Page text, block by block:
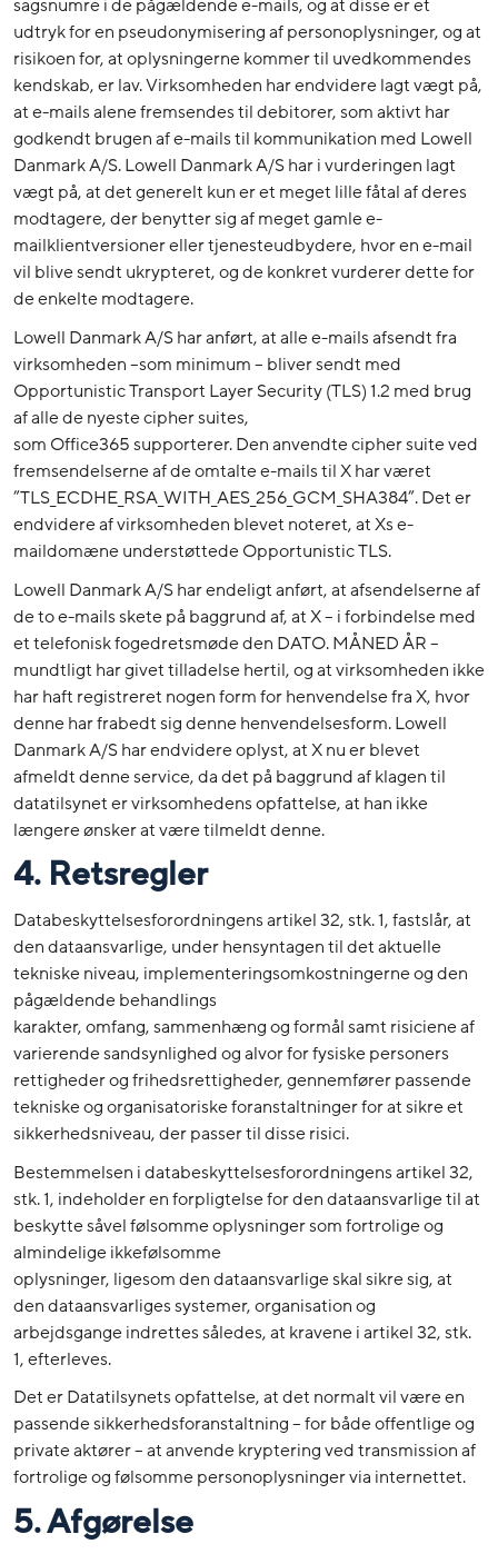
sagsnumre i de pågældende e-mails, og at disse er et
udtryk for en pseudonymisering af personoplysninger, og at
risikoen for, at oplysningerne kommer til uvedkommendes
kendskab, er lav. Virksomheden har endvidere lagt vægt på,
at e-mails alene fremsendes til debitorer, som aktivt har
godkendt brugen af e-mails til kommunikation med Lowell
Danmark A/S. Lowell Danmark A/S har i vurderingen lagt
vægt på, at det generelt kun er et meget lille fåtal af deres
modtagere, der benytter sig af meget gamle e-
mailklientversioner eller tjenesteudbydere, hvor en e-mail
vil blive sendt ukrypteret, og de konkret vurderer dette for
de enkelte modtagere.
Lowell Danmark A/S har anført, at alle e-mails afsendt fra
virksomheden –som minimum – bliver sendt med
Opportunistic Transport Layer Security (TLS) 1.2 med brug
af alle de nyeste cipher suites,
som Office365 supporterer. Den anvendte cipher suite ved
fremsendelserne af de omtalte e-mails til X har været
”TLS_ECDHE_RSA_WITH_AES_256_GCM_SHA384”. Det er
endvidere af virksomheden blevet noteret, at Xs e-
maildomæne understøttede Opportunistic TLS.
Lowell Danmark A/S har endeligt anført, at afsendelserne af
de to e-mails skete på baggrund af, at X – i forbindelse med
et telefonisk fogedretsmøde den DATO. MÅNED ÅR –
mundtligt har givet tilladelse hertil, og at virksomheden ikke
har haft registreret nogen form for henvendelse fra X, hvor
denne har frabedt sig denne henvendelsesform. Lowell
Danmark A/S har endvidere oplyst, at X nu er blevet
afmeldt denne service, da det på baggrund af klagen til
datatilsynet er virksomhedens opfattelse, at han ikke
længere ønsker at være tilmeldt denne.
4. Retsregler
Databeskyttelsesforordningens artikel 32, stk. 1, fastslår, at
den dataansvarlige, under hensyntagen til det aktuelle
tekniske niveau, implementeringsomkostningerne og den
pågældende behandlings
karakter, omfang, sammenhæng og formål samt risiciene af
varierende sandsynlighed og alvor for fysiske personers
rettigheder og frihedsrettigheder, gennemfører passende
tekniske og organisatoriske foranstaltninger for at sikre et
sikkerhedsniveau, der passer til disse risici.
Bestemmelsen i databeskyttelsesforordningens artikel 32,
stk. 1, indeholder en forpligtelse for den dataansvarlige til at
beskytte såvel følsomme oplysninger som fortrolige og
almindelige ikkefølsomme
oplysninger, ligesom den dataansvarlige skal sikre sig, at
den dataansvarliges systemer, organisation og
arbejdsgange indrettes således, at kravene i artikel 32, stk.
1, efterleves.
Det er Datatilsynets opfattelse, at det normalt vil være en
passende sikkerhedsforanstaltning – for både offentlige og
private aktører – at anvende kryptering ved transmission af
fortrolige og følsomme personoplysninger via internettet.
5. Afgørelse